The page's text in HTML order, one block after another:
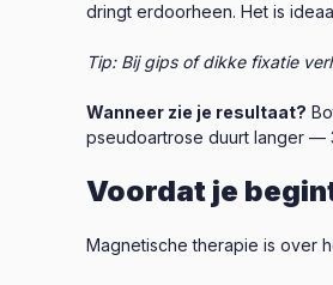
dringt erdoorheen. Het is
Tip: Bij gips of dikke fixatie
Wanneer zie je resultaat?
pseudoartrose duurt langer —
Voordat je
Magnetische therapie is over